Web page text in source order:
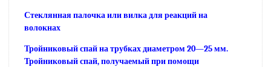
Стеклянная палочка или вилка для реакций на
волокнах
Тройниковый спай на трубках диаметром 20—25 мм.
Тройниковый спай, получаемый при помощи